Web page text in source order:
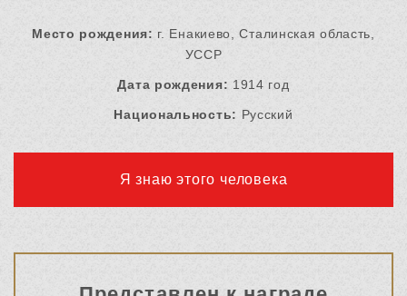
Место рождения: г. Енакиево, Сталинская область,
УССР
Дата рождения: 1914 год
Национальность: Русский
Я знаю этого человека